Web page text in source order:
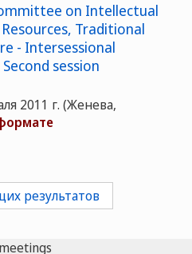
on Intellectual
Traditional
- Intersessional
session
2011 г. (Женева,
результатов